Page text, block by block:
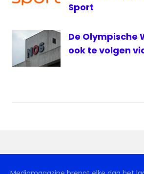
Studio
televisie
Villa
Achterwerk
Sport
De Olympische
ook te volgen